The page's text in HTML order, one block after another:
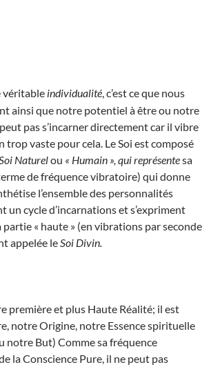
véritable individualité , c’est ce que nous
ainsi que notre potentiel à être ou notre
peut pas s’incarner directement car il vibre
vaste pour cela. Le Soi est composé
Soi Naturelou « Humain », qui représentesa
de fréquence vibratoire) qui donne
l’ensemble des personnalités
un cycle d’incarnations et s’expriment
partie « haute » (en vibrations par seconde
appelée le Soi Divin.
première et plus Haute Réalité; il est
notre Origine, notre Essence spirituelle
notre But) Comme sa fréquence
la Conscience Pure, il ne peut pas